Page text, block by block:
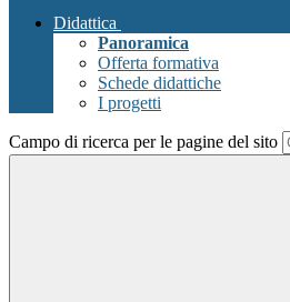
Didattica
Panoramica
Offerta formativa
Schede didattiche
I progetti
Campo di ricerca per le pagine del sito